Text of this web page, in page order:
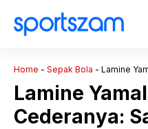
Home - Sepak Bola - Lamine
Lamine
Cederanya: